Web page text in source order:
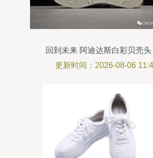
回到未来 阿迪达斯白彩贝壳
Wotherspoon Super Earth 联名运
更新时间：2026-08-06